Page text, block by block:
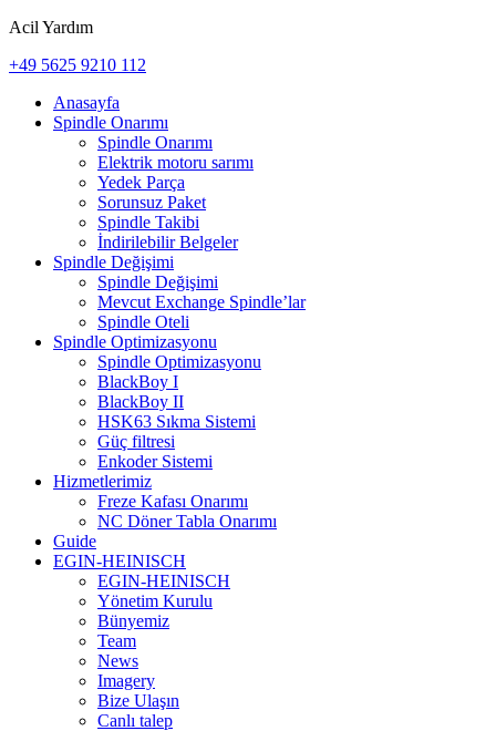
Acil Yardım
+49 5625 9210 112
Anasayfa
Spindle Onarımı
Spindle Onarımı
Elektrik motoru sarımı
Yedek Parça
Sorunsuz Paket
Spindle Takibi
İndirilebilir Belgeler
Spindle Değişimi
Spindle Değişimi
Mevcut Exchange Spindle’lar
Spindle Oteli
Spindle Optimizasyonu
Spindle Optimizasyonu
BlackBoy I
BlackBoy II
HSK63 Sıkma Sistemi
Güç filtresi
Enkoder Sistemi
Hizmetlerimiz
Freze Kafası Onarımı
NC Döner Tabla Onarımı
Guide
EGIN-HEINISCH
EGIN-HEINISCH
Yönetim Kurulu
Bünyemiz
Team
News
Imagery
Bize Ulaşın
Canlı talep